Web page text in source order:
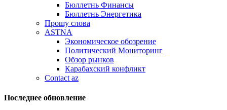
Бюллетнь Финансы
Бюллетнь Энергетика
Прошу слова
ASTNA
Экономическое обозрение
Политический Мониторинг
Обзор рынков
Карабахский конфликт
Contact az
Последнее обновление